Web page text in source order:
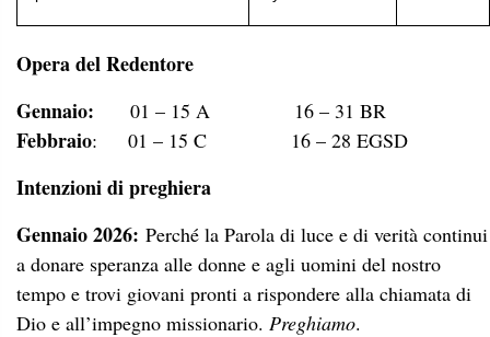
Opera del Redentore
Gennaio: 01 – 15 A 16 – 31 BR
Febbraio: 01 – 15 C 16 – 28 EGSD
Intenzioni di preghiera
Gennaio 2026: Perché la Parola di luce e di verità continui
a donare speranza alle donne e agli uomini del nostro
tempo e trovi giovani pronti a rispondere alla chiamata di
Dio e all’impegno missionario. Preghiamo.